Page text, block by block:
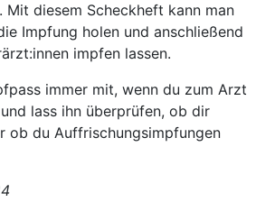
Mit diesem Scheckheft kann man
Impfung holen und anschließend
impfen lassen.
immer mit, wenn du zum Arzt
lass ihn überprüfen, ob dir
ob du Auffrischungsimpfungen